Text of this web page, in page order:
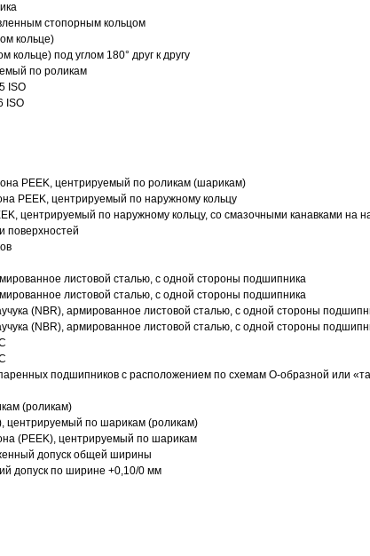
стопорным кольцом
кольце)
под углом 180° друг к другу
по роликам
ISO
ISO
PEEK, центрируемый по роликам (шарикам)
PEEK, центрируемый по наружному кольцу
центрируемый по наружному кольцу, со смазочными канавками на
поверхностей
листовой сталью, с одной стороны подшипника
листовой сталью, с одной стороны подшипника
(NBR), армированное листовой сталью, с одной стороны
(NBR), армированное листовой сталью, с одной стороны
подшипников с расположением по схемам О-образной или
(роликам)
центрируемый по шарикам (роликам)
(PEEK), центрируемый по шарикам
допуск общей ширины
допуск по ширине +0,10/0 мм